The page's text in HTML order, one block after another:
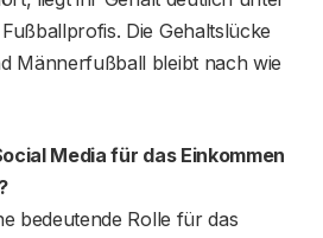
Die Gehaltslücke
Männerfußball bleibt nach wie
Media für das Einkommen
bedeutende Rolle für das